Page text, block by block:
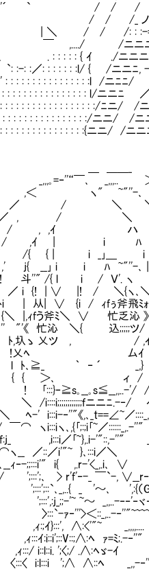
/ / / /ニニ
: : -=ﾆニニ
: :-=ﾆニニニニ
ニニニニニ
{ ｲ ./ニニニニ
:l/ { /ニニﾆ, - ' , '
: : : :l /ニﾆﾆ/ ／ニ
: : : : : l/ニニﾆ ／ニﾆ
: : : : : : :/ﾆニ/ /ニニニ
: : : : : :/ニニ/ /ニニﾆﾆ
: : : : : : :{ニニ/ /ニニﾆﾆ
､ _,,,.. ＞
~"''-､
＼
＼ ∨
∨ ∨
i ﾊ
Ｖ ！ つまり
i ﾊ ~"''-､ |
ヽ ! } | } スパ
|! / ＼{ヽ､
斧飛ﾐｫ! .| | | あ
＼ ∨ 忙乏沁
＼{ 込;;;;;ツ/
ツ , / ,ｲ |
ｲ .リ
‐ ´ _,}
､ ィ / ｲ
｡s≦__,,..-'/ / リ
ｆニニﾆ.-‐/
‐''"《,､_t==∠~／
⌒ ヽi:::iヽ､,{｢;:;i｢~／
,i:::i／｢~},.i-'"::,-''"
／::／i'"~ }､:::i
ｨ‐-;;:::i'" i{ ,.r-
> r'f'‐-_ ￣`-, ∨__r‐‐
､_,..{ _ '～､ ',:{（G
'~ ~～ _,,..-‐‐'‐
ｧ‐'''>＜::_,..-
:;ｲ}:::', ∧:<'"~
ﾍ ｧ=ﾐ;.-‐''"
';〈;/ .∧:ﾍゞ
';∧ ∧::ﾍ _,,-